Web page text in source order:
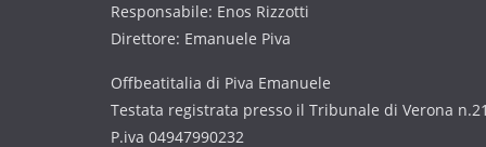
Responsabile: Enos Rizzotti
Direttore: Emanuele Piva
Offbeatitalia di Piva Emanuele
Testata registrata presso il Tribunale di Verona
P.iva 04947990232